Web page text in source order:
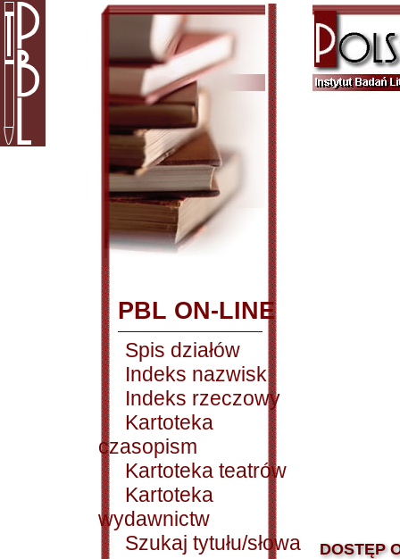
PBL ON-LINE
Spis działów
Indeks nazwisk
Indeks rzeczowy
Kartoteka
czasopism
Kartoteka teatrów
Kartoteka
wydawnictw
Szukaj tytułu/słowa
DOSTĘP